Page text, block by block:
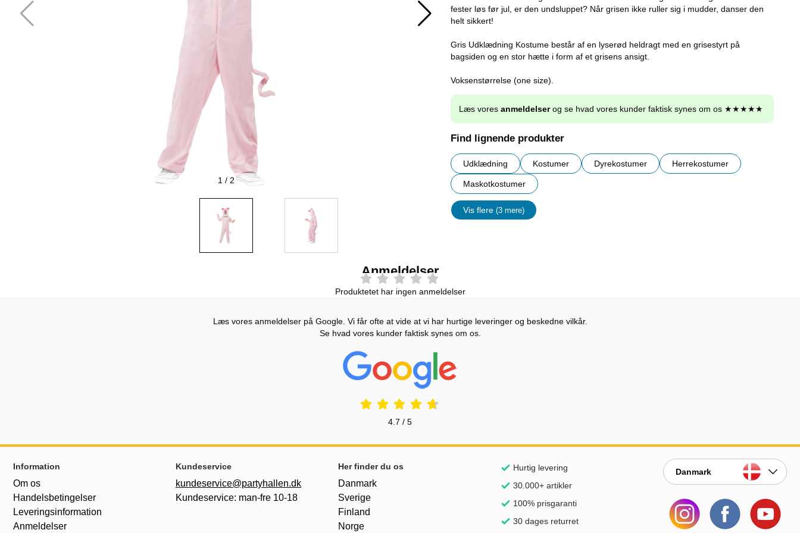
1 / 2
fester løs før jul, er den undsluppet? Når grisen ikke ruller sig i mudder, danser den
helt sikkert!
Gris Udklædning Kostume består af en lyserød heldragt med en grisestyrt på
bagsiden og en stor hætte i form af et grisens ansigt.
Voksenstørrelse (one size).
Læs vores anmeldelserog se hvad vores kunder faktisk synes om os ★★★★★
Find lignende produkter
Udklædning Kostumer Dyrekostumer Herrekostumer
Maskotkostumer
Vis flere (3 mere)
Egenskaper
Anmeldelser
Produktetet har ingen anmeldelser
Læs vores anmeldelser på Google. Vi får ofte at vide at vi har hurtige leveringer og beskedne vilkår.
Se hvad vores kunder faktisk synes om os.
Prisjakt Anmeldelser: 4.7 Stjerne
4.7 / 5
Sidefodsinhold Blandet info og links
Information
Om os
Handelsbetingelser
Leveringsinformation
Anmeldelser
Kundeservice
kundeservice@partyhallen.dk
Kundeservice: man-fre 10-18
Her finder du os
Danmark
Sverige
Finland
Norge
Hurtig levering
30.000+ artikler
100% prisgaranti
30 dages returret
Danmark